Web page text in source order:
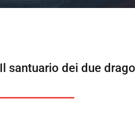
Il santuario dei due